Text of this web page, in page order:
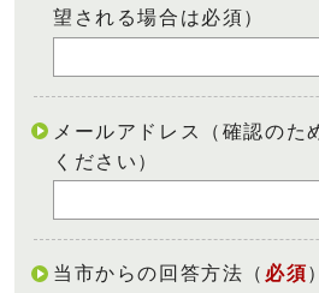
望される場合は必須）
メールアドレス（確認のた
ください）
当市からの回答方法 （ 必須）